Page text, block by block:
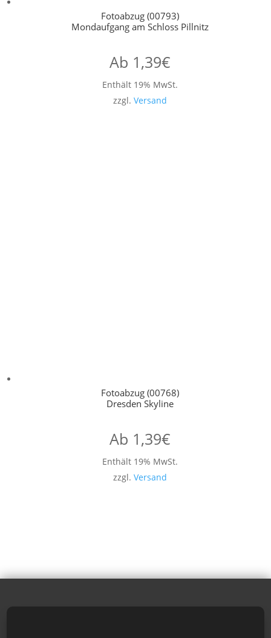
Fotoabzug (00793)
Mondaufgang am Schloss Pillnitz
Ab 1,39€
Enthält 19% MwSt.
zzgl. Versand
Fotoabzug (00768)
Dresden Skyline
Ab 1,39€
Enthält 19% MwSt.
zzgl. Versand